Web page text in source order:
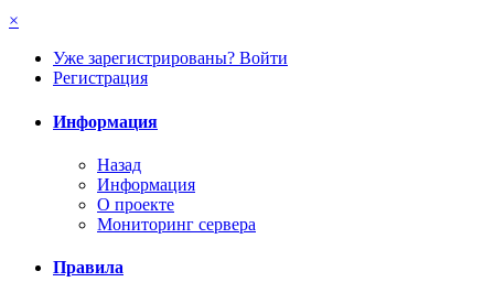
×
Уже зарегистрированы? Войти
Регистрация
Информация
Назад
Информация
О проекте
Мониторинг сервера
Правила